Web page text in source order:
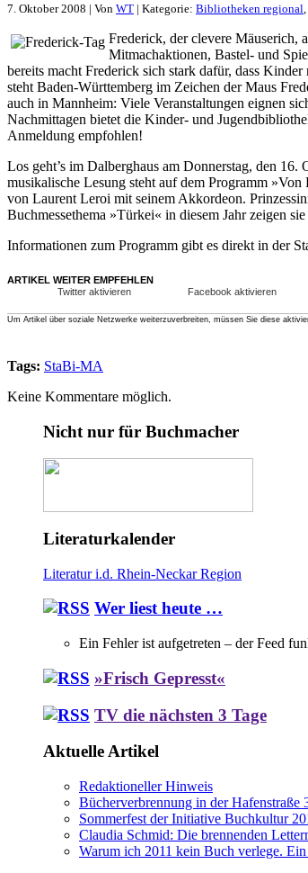
7. Oktober 2008 | Von WT | Kategorie: Bibliotheken regional
Frederick, der clevere Mäuserich,
Mitmachaktionen, Bastel- und
bereits macht Frederick sich stark dafür, dass
steht Baden-Württemberg im Zeichen der Maus
auch in Mannheim: Viele Veranstaltungen eignen
Nachmittagen bietet die Kinder- und
Anmeldung empfohlen!
Los geht’s im Dalberghaus am Donnerstag, den
musikalische Lesung steht auf dem Programm
von Laurent Leroi mit seinem Akkordeon.
Buchmessethema »Türkei« in diesem Jahr zeigen
Informationen zum Programm gibt es direkt in der
ARTIKEL WEITER EMPFEHLEN
Twitter aktivieren
Facebook aktivieren
Um Artikel über soziale Netzwerke weiterzuverbreiten, müssen Sie diese
Tags: StaBi-MA
Keine Kommentare möglich.
Nicht nur für Buchmacher
Literaturkalender
Literatur i.d. Rhein-Neckar Region
Wer liest heute …
Ein Fehler ist aufgetreten – der Feed
»Frisch Gepresst«
TV die nächsten 3 Tage
Aktuelle Artikel
Redaktioneller Hinweis
Bücherverbrennung in der Hafenstraße
Sommerfest der Initiative Buchkultur
Claudia Schmid: Die brennenden
Warum ich 2011 kein Buch verlege.